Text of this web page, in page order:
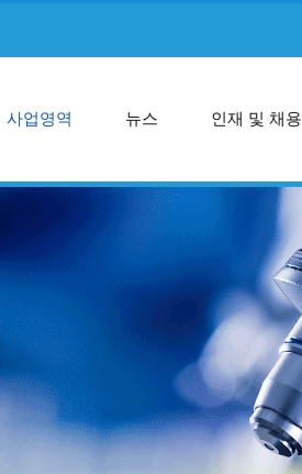
사업영역 뉴스 인재 및 채용